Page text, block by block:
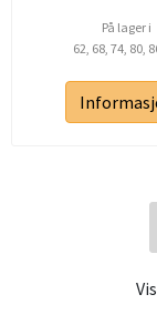
På lager i
62, 68, 74, 80,